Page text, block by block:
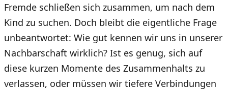
Fremde schließen sich zusammen, um nach dem
Kind zu suchen. Doch bleibt die eigentliche Frage
unbeantwortet: Wie gut kennen wir uns in unserer
Nachbarschaft wirklich? Ist es genug, sich auf
diese kurzen Momente des Zusammenhalts zu
verlassen, oder müssen wir tiefere Verbindungen